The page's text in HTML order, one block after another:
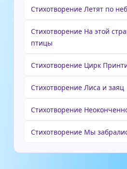
Стихотворение Летят по
Стихотворение На этой
птицы
Стихотворение Цирк
Стихотворение Лиса и заяц
Стихотворение
Стихотворение Мы